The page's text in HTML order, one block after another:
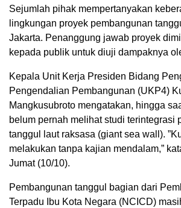
Sejumlah pihak mempertanyakan
lingkungan proyek pembangunan
Jakarta. Penanggung jawab proyek
kepada publik untuk diuji dampaknya
Kepala Unit Kerja Presiden Bidang
Pengendalian Pembangunan (UKP4)
Mangkusubroto mengatakan, hingga
belum pernah melihat studi terintegrasi
tanggul laut raksasa (giant sea wall).
melakukan tanpa kajian mendalam,”
Jumat (10/10).
Pembangunan tanggul bagian dari
Terpadu Ibu Kota Negara (NCICD)